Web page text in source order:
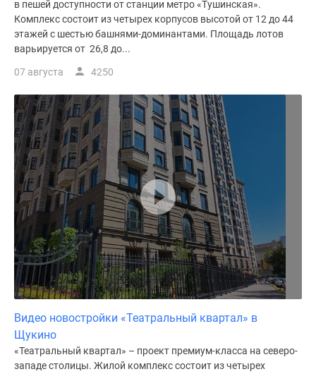
в пешей доступности от станции метро «Тушинская».
Комплекс состоит из четырех корпусов высотой от 12 до 44
этажей с шестью башнями-доминантами. Площадь лотов
варьируется от 26,8 до...
07 августа 4250
Видео новостройки «Театральный квартал» в
Щукино
«Театральный квартал» – проект премиум-класса на северо-
западе столицы. Жилой комплекс состоит из четырех